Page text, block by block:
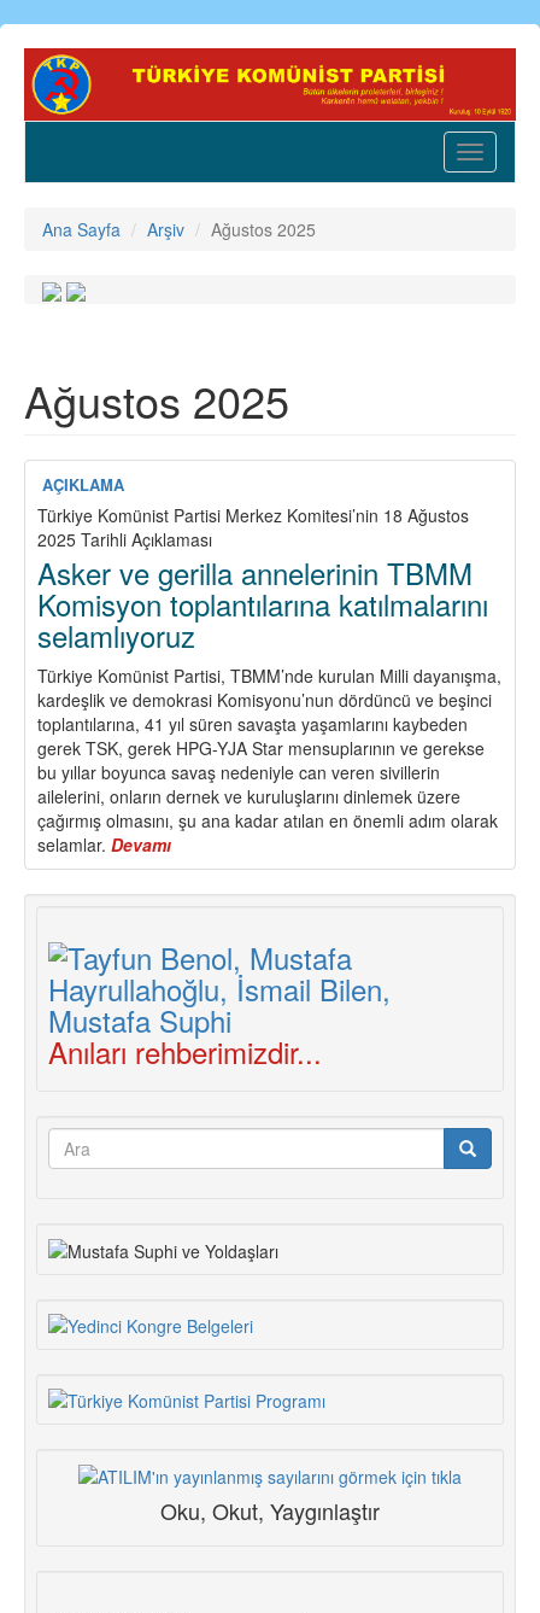
Ana
içeriğe
Toggle
Ana Sayfa Arşiv Ağustos 2025
Ağustos 2025
AÇIKLAMA
Türkiye Komünist Partisi Merkez Komitesi’nin 18 Ağustos
2025 Tarihli Açıklaması
Asker ve gerilla annelerinin TBMM
Komisyon toplantılarına katılmalarını
selamlıyoruz
Türkiye Komünist Partisi, TBMM’nde kurulan Milli dayanışma,
kardeşlik ve demokrasi Komisyonu’nun dördüncü ve beşinci
toplantılarına, 41 yıl süren savaşta yaşamlarını kaybeden
gerek TSK, gerek HPG-YJA Star mensuplarının ve gerekse
bu yıllar boyunca savaş nedeniyle can veren sivillerin
ailelerini, onların dernek ve kuruluşlarını dinlemek üzere
çağırmış olmasını, şu ana kadar atılan en önemli adım olarak
selamlar. Devamı
Asker
ve
TBMM
Komisyon
toplantılarına
katılmalarını
selamlıyoruz
Anıları rehberimizdir...
Arama
Oku, Okut, Yaygınlaştır